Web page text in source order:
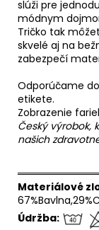
slúži pre
módnym
Tričko tak
skvelé aj na
zabezpečí
Odporúčame
etikete.
Zobrazenie
Český výrobok,
našich
Materiálové
Údržba: